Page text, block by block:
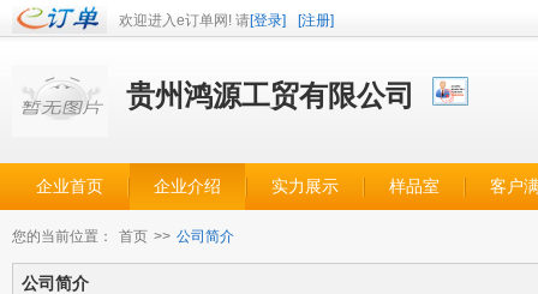
欢迎进入e订单网! 请[登录] [注册]
贵州鸿源工贸有限公司
企业首页 企业介绍 实力展示 样品室 客户
您的当前位置： 首页 >> 公司简介
公司简介